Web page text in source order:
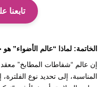
تابعنا
الخاتمة: لماذا “عالم الأضواء”
المناسبة، إلى تحديد نوع